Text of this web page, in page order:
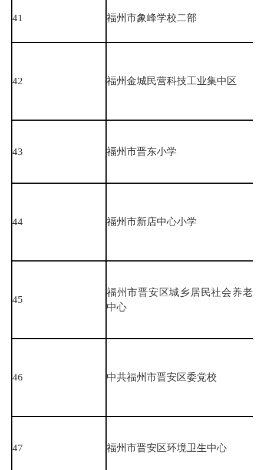
41 福州市象峰学校二部
42 福州金城民营科技工业集中区
43 福州市晋东小学
44 福州市新店中心小学
45
福州市晋安区城乡居民社会养老
中心
46 中共福州市晋安区委党校
47 福州市晋安区环境卫生中心